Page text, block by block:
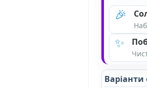
🎉
✨